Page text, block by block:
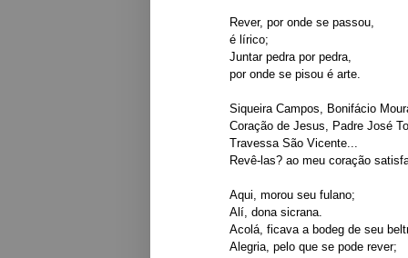
Rever, por onde se passou,
é lírico;
Juntar pedra por pedra,
por onde se pisou é arte.
Siqueira Campos, Bonifácio
Coração de Jesus, Padre José
Travessa São Vicente...
Revê-las? ao meu coração
Aqui, morou seu fulano;
Alí, dona sicrana.
Acolá, ficava a bodeg de seu
Alegria, pelo que se pode rever;